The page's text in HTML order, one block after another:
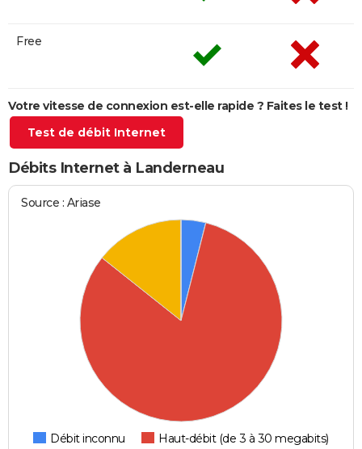
Free
Votre vitesse de connexion est-elle rapide ? Faites le test !
Test de débit Internet
Débits Internet à Landerneau
Source : Ariase
Débit inconnu
Haut-débit (de 3 à 30 megabits)